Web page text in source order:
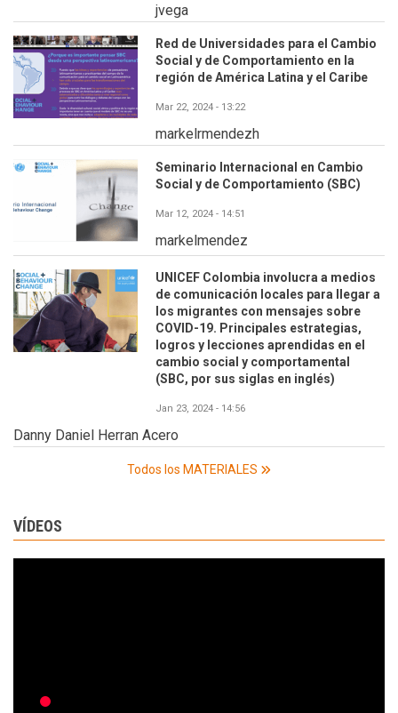
jvega
Red de Universidades para el Cambio
Social y de Comportamiento en la
región de América Latina y el Caribe
Mar 22, 2024 - 13:22
markelrmendezh
Seminario Internacional en Cambio
Social y de Comportamiento (SBC)
Mar 12, 2024 - 14:51
markelmendez
UNICEF Colombia involucra a medios
de comunicación locales para llegar a
los migrantes con mensajes sobre
COVID-19. Principales estrategias,
logros y lecciones aprendidas en el
cambio social y comportamental
(SBC, por sus siglas en inglés)
Jan 23, 2024 - 14:56
Danny Daniel Herran Acero
Todos los MATERIALES
VÍDEOS